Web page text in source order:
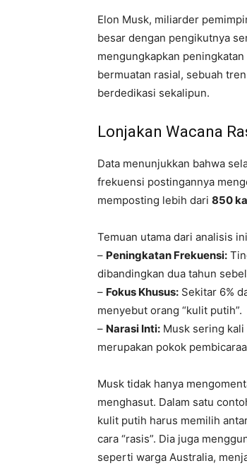
Elon Musk, miliarder
besar dengan pengikutnya
mengungkapkan
bermuatan rasial, sebuah
berdedikasi sekalipun.
Lonjakan Wacana
Data menunjukkan bahwa
frekuensi postingannya
memposting lebih dari 850
Temuan utama dari analisis
– Peningkatan Frekuensi:
dibandingkan dua tahun
– Fokus Khusus: Sekitar 6%
menyebut orang “kulit putih”.
– Narasi Inti: Musk sering
merupakan pokok
Musk tidak hanya
menghasut. Dalam satu
kulit putih harus memilih
cara “rasis”. Dia juga
seperti warga Australia,